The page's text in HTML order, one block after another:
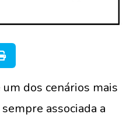
dos cenários mais
associada a